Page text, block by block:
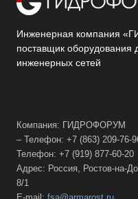
Инженерная компания
поставщик оборудования
инженерных сетей
Компания: ГИДРОФОРУМ
– Телефон: +7 (863) 209-76-
Телефон: +7 (919) 877-60-20
Адрес: Россия, Ростов-на-
8/1